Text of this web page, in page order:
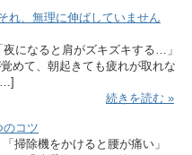
れ、無理に伸ばしていません
になると肩がズキズキする…」
めて、朝起きても疲れが取れな
続きを読む »
コツ
除機をかけると腰が痛い」